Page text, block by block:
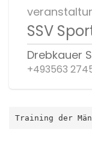
SSV
Drebkauer
+493563
Training der